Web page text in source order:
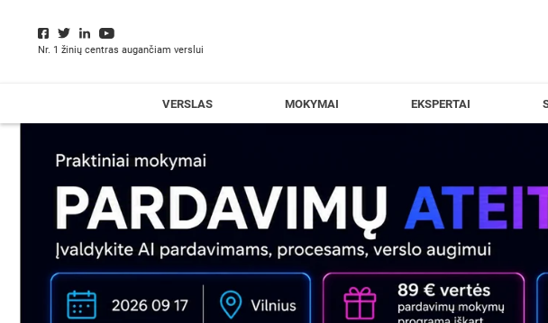
Nr. 1 žinių centras augančiam verslui
VERSLAS MOKYMAI EKSPERTAI